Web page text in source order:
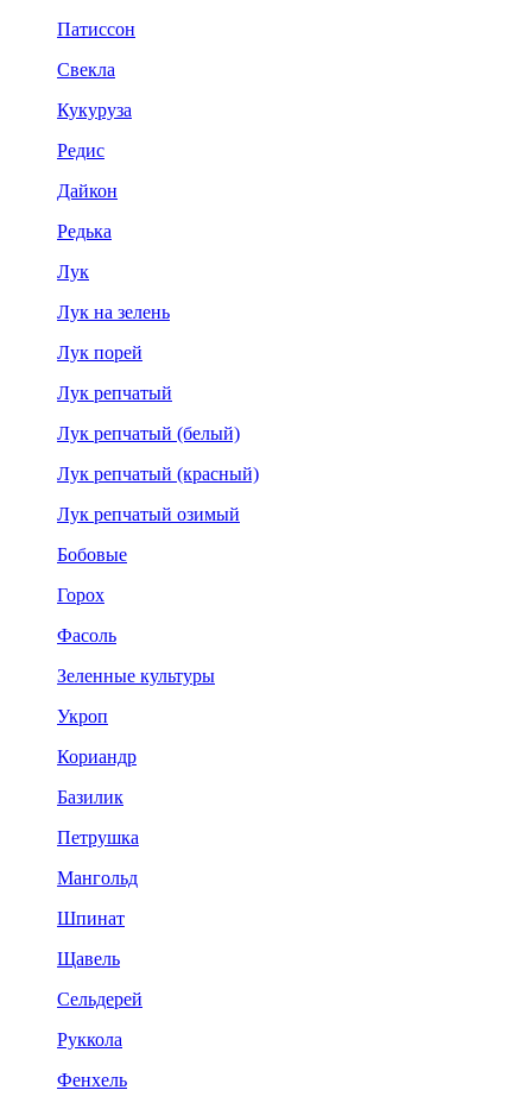
Патиссон
Свекла
Кукуруза
Редис
Дайкон
Редька
Лук
Лук на зелень
Лук порей
Лук репчатый
Лук репчатый (белый)
Лук репчатый (красный)
Лук репчатый озимый
Бобовые
Горох
Фасоль
Зеленные культуры
Укроп
Кориандр
Базилик
Петрушка
Мангольд
Шпинат
Щавель
Сельдерей
Руккола
Фенхель